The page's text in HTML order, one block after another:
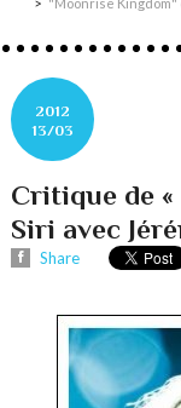
"Moonrise
2012
13/03
Critique de
Siri avec
Share